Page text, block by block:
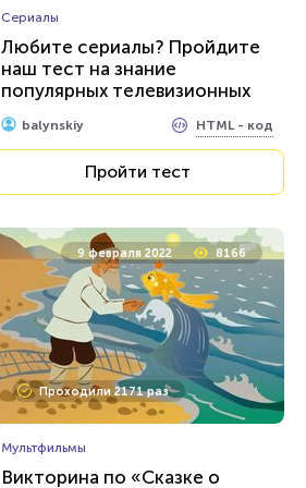
Сериалы
Любите сериалы? Пройдите
наш тест на знание
популярных телевизионных
шоу
balynskiy HTML - код
Пройти тест
9 февраля 2022 8166
Проходили 2171 раз
Мультфильмы
Викторина по «Сказке о